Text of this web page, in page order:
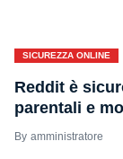
SICUREZZA ONLINE
Reddit è
parentali e
amministratore
Doxers
L'odio
Body
Sfide